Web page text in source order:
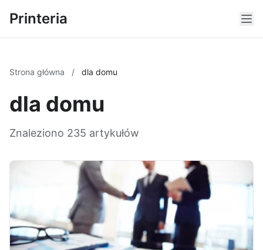
Printeria
Strona główna / dla domu
dla domu
Znaleziono 235 artykułów